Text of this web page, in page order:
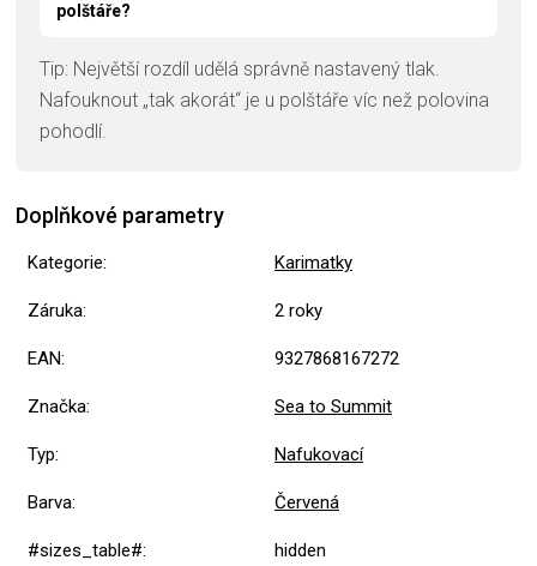
polštáře?
Tip: Největší rozdíl udělá správně nastavený tlak.
Nafouknout „tak akorát“ je u polštáře víc než polovina
pohodlí.
Doplňkové parametry
Kategorie: Karimatky
Záruka: 2 roky
EAN: 9327868167272
Značka: Sea to Summit
Typ: Nafukovací
Barva: Červená
#sizes_table#: hidden